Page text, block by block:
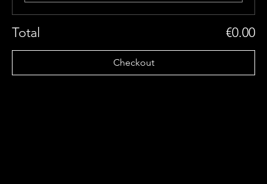
Total €0.00
Checkout